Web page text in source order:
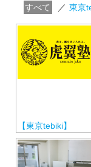
すべて ／ 東京
【東京tebiki】